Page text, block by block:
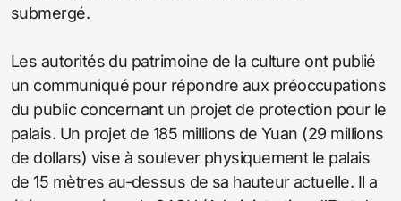
submergé.
Les autorités du patrimoine de la culture ont publié
un communiqué pour répondre aux préoccupations
du public concernant un projet de protection pour le
palais. Un projet de 185 millions de Yuan (29 millions
de dollars) vise à soulever physiquement le palais
de 15 mètres au-dessus de sa hauteur actuelle. Il a